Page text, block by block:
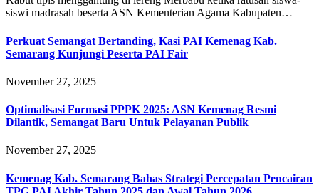
siswi madrasah beserta ASN Kementerian Agama Kabupaten…
Perkuat Semangat Bertanding, Kasi PAI Kemenag Kab.
Semarang Kunjungi Peserta PAI Fair
November 27, 2025
Optimalisasi Formasi PPPK 2025: ASN Kemenag Resmi
Dilantik, Semangat Baru Untuk Pelayanan Publik
November 27, 2025
Kemenag Kab. Semarang Bahas Strategi Percepatan Pencairan